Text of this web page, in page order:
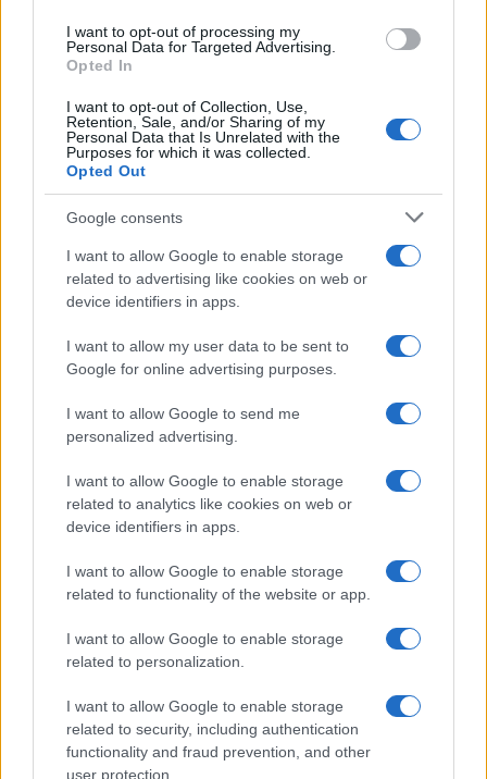
I want to opt-out of processing my
Personal Data for Targeted Advertising.
Opted In
I want to opt-out of Collection, Use,
Retention, Sale, and/or Sharing of my
Personal Data that Is Unrelated with the
Purposes for which it was collected.
Opted Out
Google consents
I want to allow Google to enable storage
related to advertising like cookies on web or
device identifiers in apps.
I want to allow my user data to be sent to
Google for online advertising purposes.
I want to allow Google to send me
personalized advertising.
I want to allow Google to enable storage
related to analytics like cookies on web or
device identifiers in apps.
I want to allow Google to enable storage
related to functionality of the website or app.
I want to allow Google to enable storage
related to personalization.
I want to allow Google to enable storage
related to security, including authentication
functionality and fraud prevention, and other
user protection.
coda di paglia, ma chi scrive ha intercettato alcuni
messaggi diuna chat di ex studenti
coetanei, dagli stessi poi rimossi “perché passibili
di denuncia”: la sintesi è la seguente: il Carducci
sarà sempre antifascista (sic), stanno per tornare i
vecchi tempi,il governo fascista “avrà quello
che si merita”, la preside Savino di Firenze va
difesa senza riserve, la Meloni “scherza col fuoco”,
i “nuovi carducciani digitali” (sic) sono l’esempio,
sono il meglio. Altri, per fortuna, prendevano le
distanze, ma certi messaggi bastano e avanzano,
ne riproduco integralmente uno: “Io apprezzo
che si riaggancia al passato”.
Quale passato, compagni? Quello delle assemblee
romantiche in cui si diceva, si ordinava di “
appena trucidato Moro e i 5 della scorta?
Predicato da gente con la magione in Foro
Buonaparte? Quale passato, quello delle
intimidazioni e delle spranghe? Quello che, per
puro atto dimostrativo di una cosca di universitari
di Medicina alla Statale, scoperchiava a colpi di
chiave inglese il cranio delpovero Sergio Ramelli